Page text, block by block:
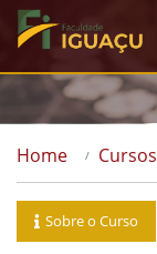
Home Cursos
Sobre o Curso